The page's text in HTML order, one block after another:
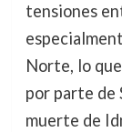
tensiones
Norte, lo
por parte de
muerte de